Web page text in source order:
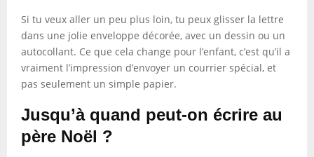
Si tu veux aller un peu plus loin, tu peux glisser la lettre
dans une jolie enveloppe décorée, avec un dessin ou un
autocollant. Ce que cela change pour l’enfant, c’est qu’il a
vraiment l’impression d’envoyer un courrier spécial, et
pas seulement un simple papier.
Jusqu’à quand peut-on écrire au
père Noël ?